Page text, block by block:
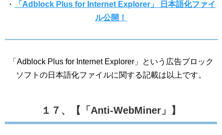
・
「Adblock Plus for Internet Explorer」 日本語化ファイ
ル公開！
「Adblock Plus for Internet Explorer」という広告ブロック
ソフトの日本語化ファイルに関する記載は以上です。
１７、【「Anti-WebMiner」】